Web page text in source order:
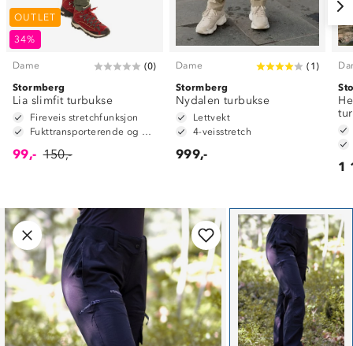
OUTLET
34%
Dame (0)
Stormberg
Lia slimfit turbukse
Fireveis stretchfunksjon
Fukttransporterende og hurtigtørkende
99,- 150,-
Dame ( 1 )
Stormberg
Nydalen turbukse
Lettvekt
4-veisstretch
999,-
1